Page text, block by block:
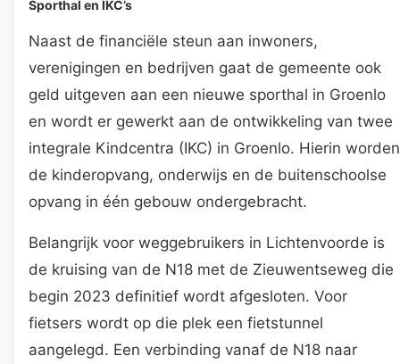
Sporthal en IKC’s
Naast de financiële steun aan inwoners,
verenigingen en bedrijven gaat de gemeente ook
geld uitgeven aan een nieuwe sporthal in Groenlo
en wordt er gewerkt aan de ontwikkeling van twee
integrale Kindcentra (IKC) in Groenlo. Hierin worden
de kinderopvang, onderwijs en de buitenschoolse
opvang in één gebouw ondergebracht.
Belangrijk voor weggebruikers in Lichtenvoorde is
de kruising van de N18 met de Zieuwentseweg die
begin 2023 definitief wordt afgesloten. Voor
fietsers wordt op die plek een fietstunnel
aangelegd. Een verbinding vanaf de N18 naar